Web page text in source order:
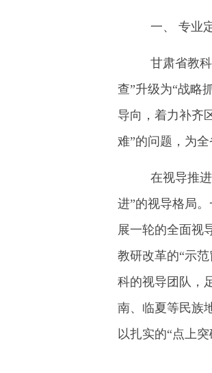
一、 专业
甘肃省教科
查”升级为“战略
导向，着力补齐
难”的问题，为
在视导推进
进”的视导格局
展一轮的全面视
教研改革的“示
科的视导团队，
南、临夏等民族
以扎实的“点上